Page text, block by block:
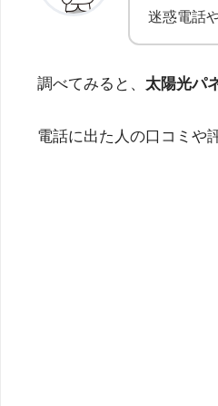
迷惑電話
調べてみると、 太陽光パ
電話に出た人の口コミや